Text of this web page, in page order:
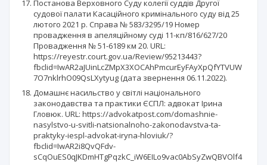
Постанова Верховного Суду колегії суддів Другої
судової палати Касаційного кримінального суду від 25
лютого 2021 р. Справа № 583/3295/19 Номер
провадження в апеляційному суді 11-кп/816/627/20
Провадження № 51-6189 км 20. URL:
https://reyestr.court.gov.ua/Review/95213443?
fbclid=IwAR2aJUinLcZMpX3XOCAhPmcurEyFAyXpQfYTVUW
7O7nklrhO09QsLXytyug (дата звернення 06.11.2022).
Домашнє насильство у світлі національного
законодавства та практики ЄСПЛ: адвокат Ірина
Гловюк. URL: https://advokatpost.com/domashnie-
nasylstvo-u-svitli-natsionalnoho-zakonodavstva-ta-
praktyky-iespl-advokat-iryna-hloviuk/?
fbclid=IwAR2i8QvQFdv-
sCqOuES0qJKDmHTgPqzkC_iW6EILo9vac0AbSyZwQBVOlf4